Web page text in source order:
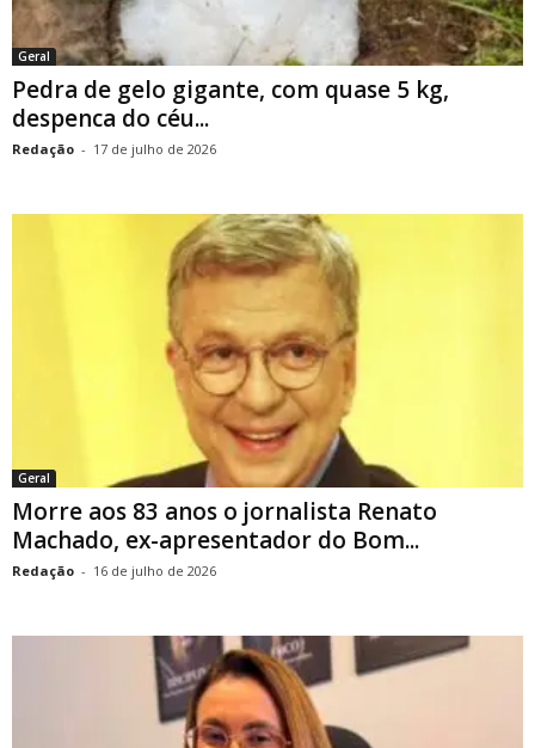
Geral
Pedra de gelo gigante, com quase 5 kg,
despenca do céu...
Redação - 17 de julho de 2026
Geral
Morre aos 83 anos o jornalista Renato
Machado, ex-apresentador do Bom...
Redação - 16 de julho de 2026